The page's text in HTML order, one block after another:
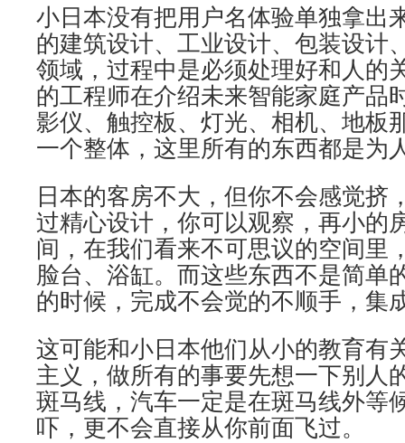
小日本没有把用户名体验单独拿出
的建筑设计、工业设计、包装设计
领域，过程中是必须处理好和人的
的工程师在介绍未来智能家庭产品
影仪、触控板、灯光、相机、地板
一个整体，这里所有的东西都是为
日本的客房不大，但你不会感觉挤
过精心设计，你可以观察，再小的
间，在我们看来不可思议的空间里
脸台、浴缸。而这些东西不是简单
的时候，完成不会觉的不顺手，集
这可能和小日本他们从小的教育有
主义，做所有的事要先想一下别人
斑马线，汽车一定是在斑马线外等
吓，更不会直接从你前面飞过。